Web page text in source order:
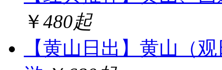
￥480起
【黄山日出】黄山（